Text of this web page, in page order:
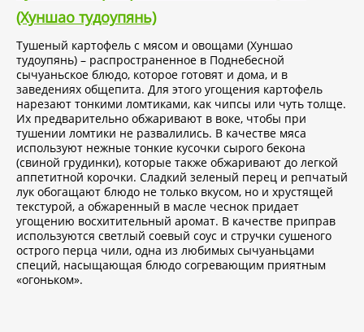
(Хуншао тудоупянь)
Тушеный картофель с мясом и овощами (Хуншао
тудоупянь) – распространенное в Поднебесной
сычуаньское блюдо, которое готовят и дома, и в
заведениях общепита. Для этого угощения картофель
нарезают тонкими ломтиками, как чипсы или чуть толще.
Их предварительно обжаривают в воке, чтобы при
тушении ломтики не развалились. В качестве мяса
используют нежные тонкие кусочки сырого бекона
(свиной грудинки), которые также обжаривают до легкой
аппетитной корочки. Сладкий зеленый перец и репчатый
лук обогащают блюдо не только вкусом, но и хрустящей
текстурой, а обжаренный в масле чеснок придает
угощению восхитительный аромат. В качестве приправ
используются светлый соевый соус и стручки сушеного
острого перца чили, одна из любимых сычуаньцами
специй, насыщающая блюдо согревающим приятным
«огоньком».